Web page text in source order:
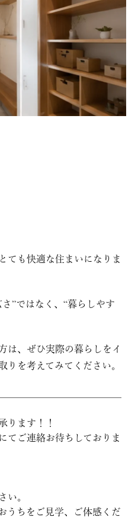
ても快適な住まいになりま
”ではなく、“暮らしやす
は、ぜひ実際の暮らしをイ
りを考えてみてください。
ります！！
てご連絡お待ちしておりま
い。
うちをご見学、ご体感くだ